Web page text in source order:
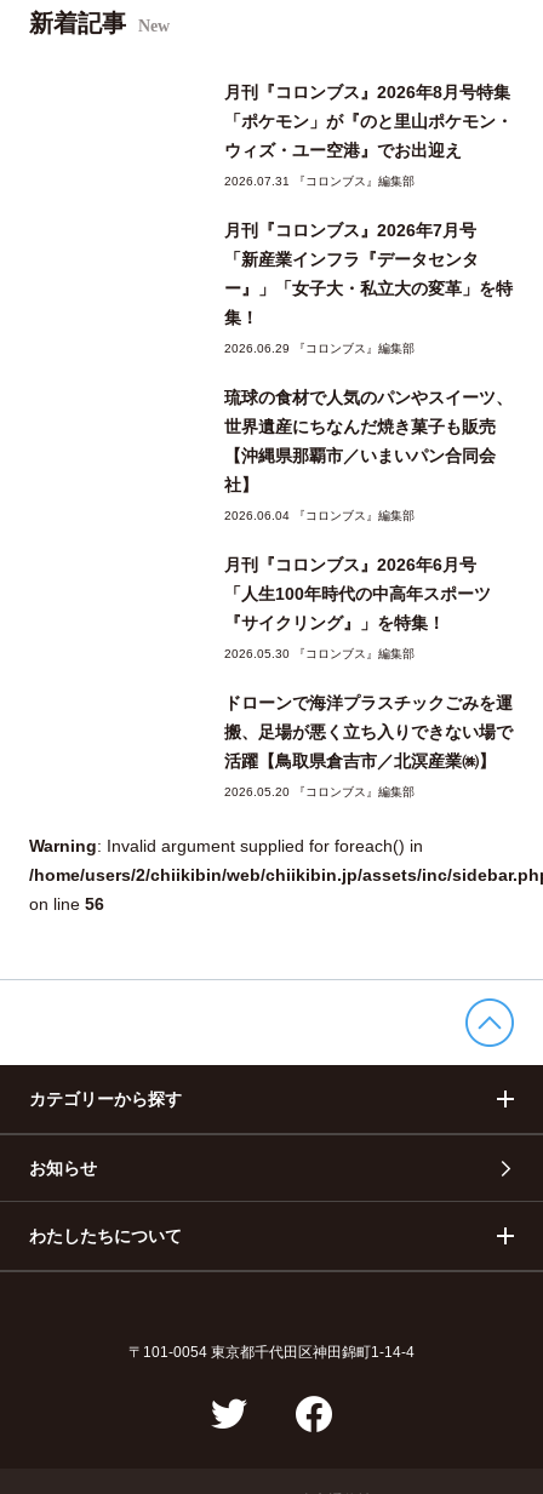
新着記事 New
月刊『コロンブス』2026年8月号特集
「ポケモン」が『のと里山ポケモン・
ウィズ・ユー空港』でお出迎え
2026.07.31 『コロンブス』編集部
月刊『コロンブス』2026年7月号
「新産業インフラ『データセンタ
ー』」「女子大・私立大の変革」を特
集！
2026.06.29 『コロンブス』編集部
琉球の食材で人気のパンやスイーツ、
世界遺産にちなんだ焼き菓子も販売
【沖縄県那覇市／いまいパン合同会
社】
2026.06.04 『コロンブス』編集部
月刊『コロンブス』2026年6月号
「人生100年時代の中高年スポーツ
『サイクリング』」を特集！
2026.05.30 『コロンブス』編集部
ドローンで海洋プラスチックごみを運
搬、足場が悪く立ち入りできない場で
活躍【鳥取県倉吉市／北溟産業㈱】
2026.05.20 『コロンブス』編集部
Warning: Invalid argument supplied for foreach() in
/home/users/2/chiikibin/web/chiikibin.jp/assets/inc/
on line 56
カテゴリーから探す
まちづくり
人づくり
お知らせ
わたしたちについて
〒101-0054 東京都千代田区神田錦町1-14-4